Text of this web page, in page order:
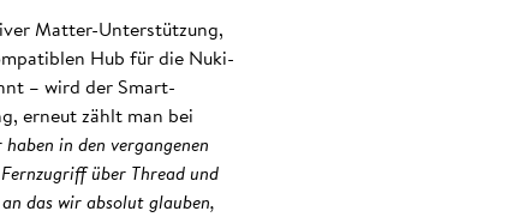
Matter-Unterstützung,
Hub für die Nuki-
– wird der Smart-
erneut zählt man bei
haben in den vergangenen
über Thread und
das wir absolut glauben,